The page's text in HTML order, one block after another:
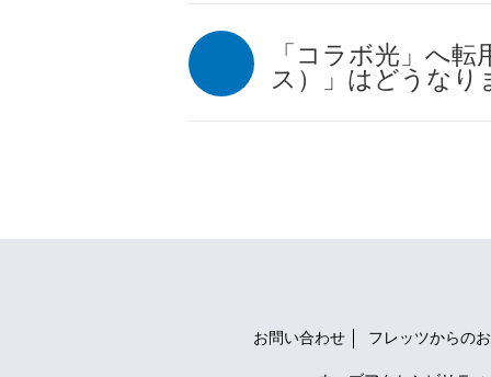
「コラボ光」へ
ス）」はどうなり
お問い合わせ フレッツからの